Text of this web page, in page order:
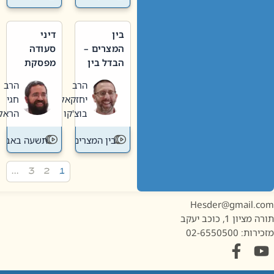
בין
המצרים –
הבדל בין
חדשה
לישנה
הרב
יחזקאל
בוצ'קו
בין המצרים
דיני
סעודה
מפסקת
תשעה
באב
הרב
חגי
הראל
תשעה באב
1, כוכב יעקב
02-6550500